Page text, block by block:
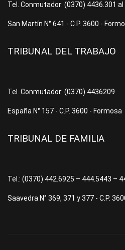
Tel. Conmutador: (0370) 4436.301
San Martín N° 641 - C.P. 3600 -
TRIBUNAL DEL TRABAJO
Tel. Conmutador: (0370) 4436209
España N° 157 - C.P. 3600 - Formosa
TRIBUNAL DE FAMILIA
Tel.: (0370) 442.6925 – 444.5443 –
Saavedra N° 369, 371 y 377 - C.P.